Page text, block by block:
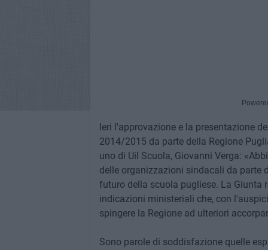
Ieri l'approvazione e la presentazione
2014/2015 da parte della Regione
uno di Uil Scuola, Giovanni Verga:
delle organizzazioni sindacali da parte
futuro della scuola pugliese. La Giunta
indicazioni ministeriali che, con
spingere la Regione ad ulteriori
Sono parole di soddisfazione quelle